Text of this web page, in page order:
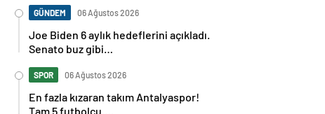
GÜNDEM 06 Ağustos 2026
Joe Biden 6 aylık hedeflerini açıkladı.
Senato buz gibi…
SPOR 06 Ağustos 2026
En fazla kızaran takım Antalyaspor!
Tam 5 futbolcu….